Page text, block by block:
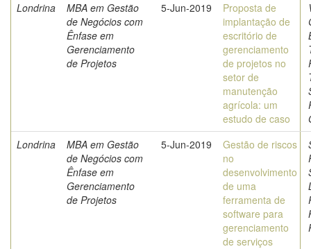
Londrina
MBA em Gestão
de Negócios com
Ênfase em
Gerenciamento
de Projetos
5-Jun-2019
Proposta de
implantação de
escritório de
gerenciamento
de projetos no
setor de
manutenção
agrícola: um
estudo de caso
Londrina
MBA em Gestão
de Negócios com
Ênfase em
Gerenciamento
de Projetos
5-Jun-2019
Gestão de riscos
no
desenvolvimento
de uma
ferramenta de
software para
gerenciamento
de serviços